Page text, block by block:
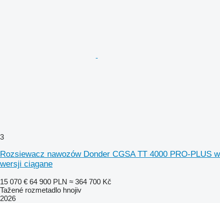
3
Rozsiewacz nawozów Donder CGSA TT 4000 PRO-PLUS w
wersji ciągane
15 070 € 64 900 PLN ≈ 364 700 Kč
Tažené rozmetadlo hnojiv
2026